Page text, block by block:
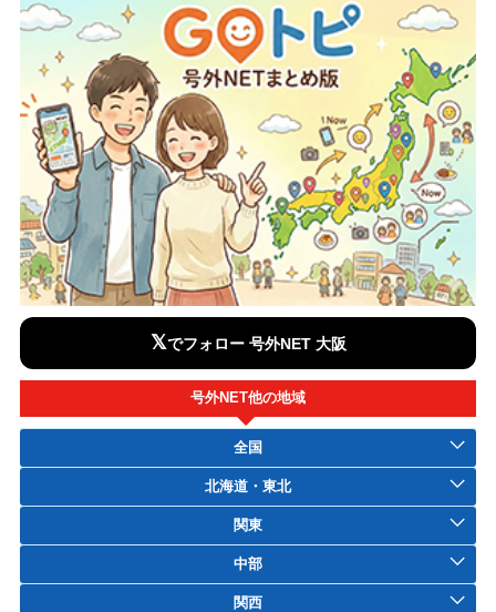
𝕏でフォロー 号外NET 大阪
号外NET他の地域
全国
北海道・東北
関東
中部
関西